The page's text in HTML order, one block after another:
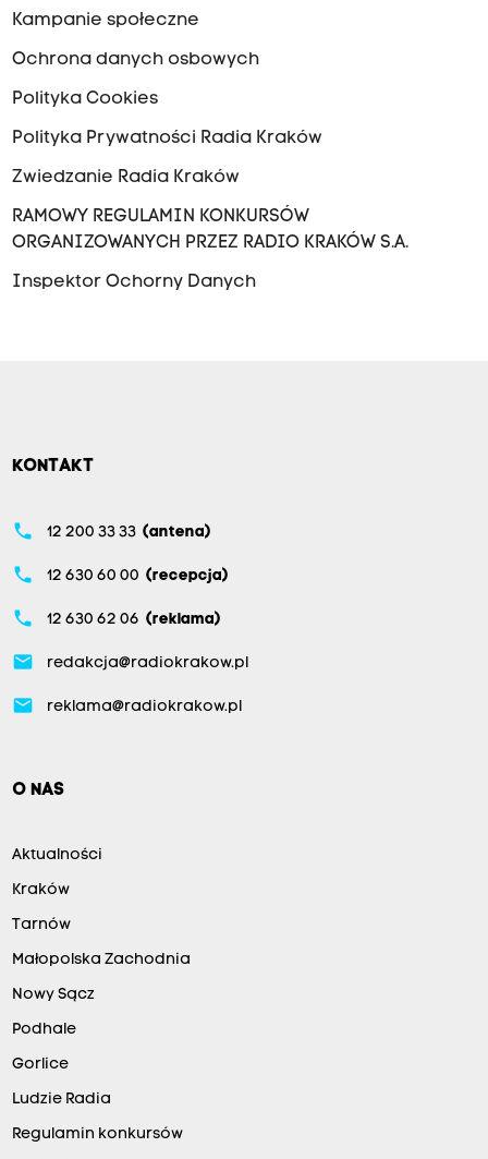
Kampanie społeczne
Ochrona danych osbowych
Polityka Cookies
Polityka Prywatności Radia Kraków
Zwiedzanie Radia Kraków
RAMOWY REGULAMIN KONKURSÓW
ORGANIZOWANYCH PRZEZ RADIO KRAKÓW S.A.
Inspektor Ochorny Danych
KONTAKT
phone 12 200 33 33 (antena)
phone 12 630 60 00 (recepcja)
phone 12 630 62 06 (reklama)
email redakcja@radiokrakow.pl
email reklama@radiokrakow.pl
O NAS
Aktualności
Kraków
Tarnów
Małopolska Zachodnia
Nowy Sącz
Podhale
Gorlice
Ludzie Radia
Regulamin konkursów